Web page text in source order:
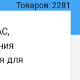
для
Товаров: 2281